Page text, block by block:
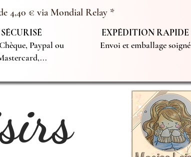
4,40 € via Mondial Relay *
Paypal ou
EXPÉDITION RAPIDE
Envoi et emballage soigné